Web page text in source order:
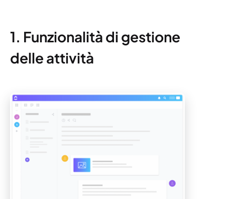
1. Funzionalità di gestione
delle attività